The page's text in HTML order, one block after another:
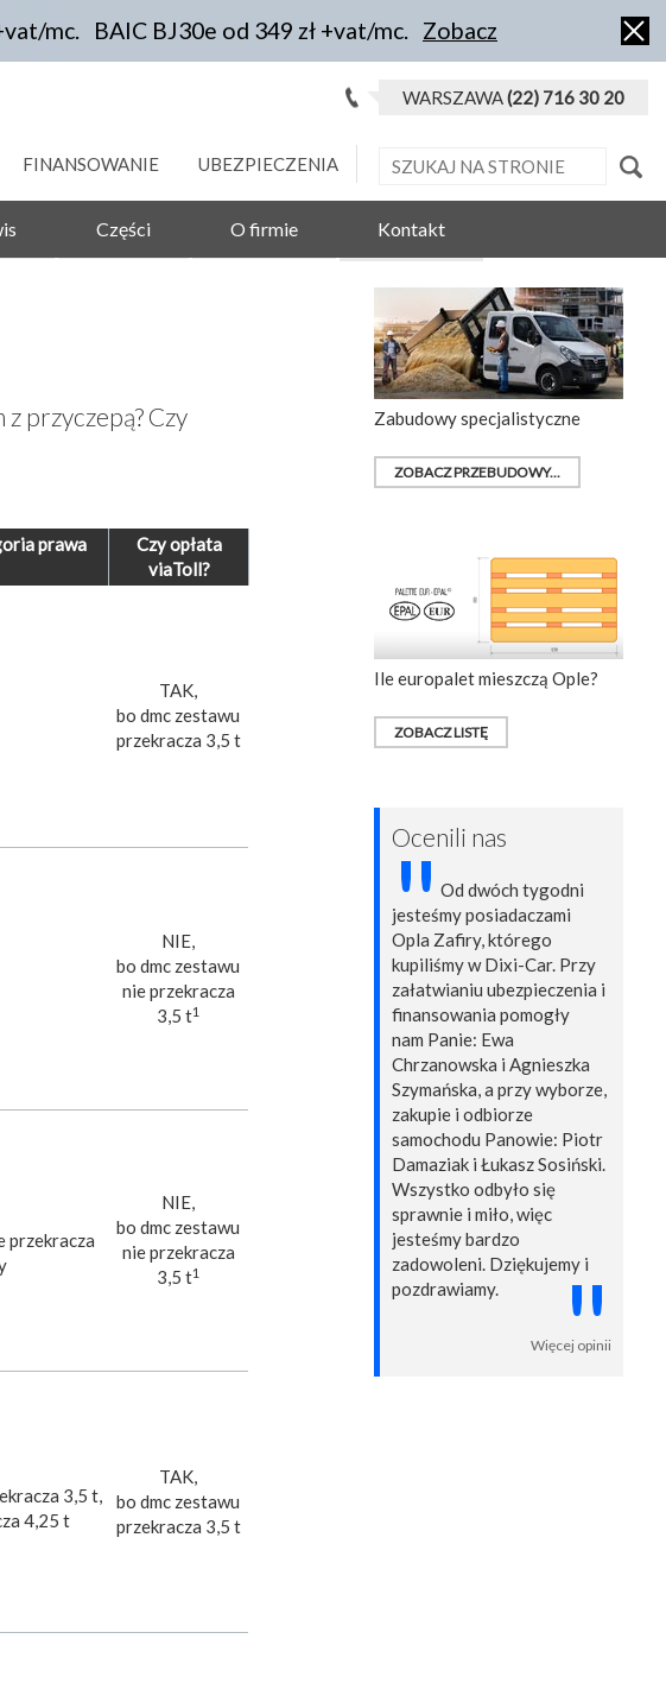
mc. BAIC BJ30e od 349 zł +vat/mc. Zobacz
WARSZAWA(22) 716 30 20
FINANSOWANIE UBEZPIECZENIA
Części O firmie Kontakt
przyczepą? Czy
prawa
Czy opłata
viaToll?
TAK,
bo dmc zestawu
przekracza 3,5 t
NIE,
bo dmc zestawu
nie przekracza
3,5 t1
przekracza
NIE,
bo dmc zestawu
nie przekracza
3,5 t1
3,5 t,
4,25 t
TAK,
bo dmc zestawu
przekracza 3,5 t
Zabudowy specjalistyczne
ZOBACZ PRZEBUDOWY...
Ile europalet mieszczą Ople?
ZOBACZ LISTĘ
Ocenili nas
"Od dwóch tygodni
jesteśmy posiadaczami
Opla Zafiry, którego
kupiliśmy w Dixi-Car. Przy
załatwianiu ubezpieczenia i
finansowania pomogły
nam Panie: Ewa
Chrzanowska i Agnieszka
Szymańska, a przy wyborze,
zakupie i odbiorze
samochodu Panowie: Piotr
Damaziak i Łukasz Sosiński.
Wszystko odbyło się
sprawnie i miło, więc
jesteśmy bardzo
zadowoleni. Dziękujemy i
pozdrawiamy.
"
Więcej opinii